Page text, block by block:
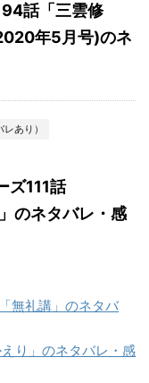
話「三雲修
年5月号)のネ
あり）
ズ111話
のネタバレ・感
無礼講」のネタバ
り」のネタバレ・感